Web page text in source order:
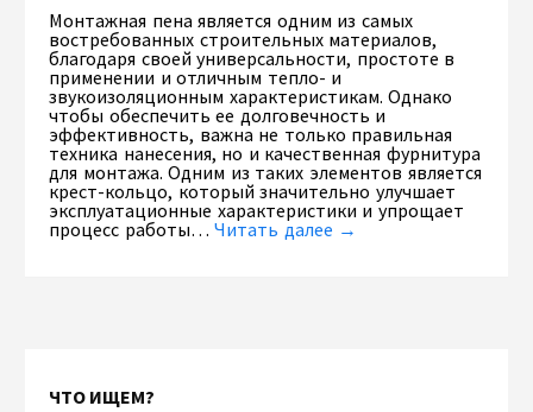
Монтажная пена является одним из самых
востребованных строительных материалов,
благодаря своей универсальности, простоте в
применении и отличным тепло- и
звукоизоляционным характеристикам. Однако
чтобы обеспечить ее долговечность и
эффективность, важна не только правильная
техника нанесения, но и качественная фурнитура
для монтажа. Одним из таких элементов является
крест-кольцо, который значительно улучшает
эксплуатационные характеристики и упрощает
процесс работы…Читать далее →
ЧТО ИЩЕМ?